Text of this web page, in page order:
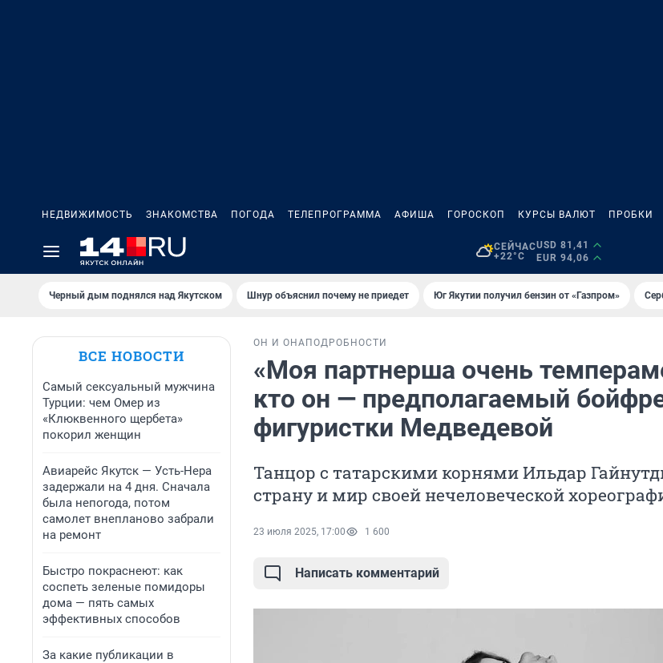
НЕДВИЖИМОСТЬ ЗНАКОМСТВА ПОГОДА ТЕЛЕПРОГРАММА АФИША ГОРОСКОП КУРСЫ ВАЛЮТ ПРОБКИ
СЕЙЧАС
+22°C
USD 81,41
EUR 94,06
Черный дым поднялся над Якутском Шнур объяснил почему не приедет Юг Якутии получил бензин от «Газпром»
ВСЕ НОВОСТИ
Самый сексуальный мужчина
Турции: чем Омер из
«Клюквенного щербета»
покорил женщин
Авиарейс Якутск — Усть-Нера
задержали на 4 дня. Сначала
была непогода, потом
самолет внепланово забрали
на ремонт
Быстро покраснеют: как
соспеть зеленые помидоры
дома — пять самых
эффективных способов
За какие публикации в
ОН И ОНА ПОДРОБНОСТИ
«Моя партнерша очень
кто он — предполагаемый
фигуристки Медведевой
Танцор с татарскими корнями Ильдар
страну и мир своей нечеловеческой
23 июля 2025, 17:00 1 600
Написать комментарий